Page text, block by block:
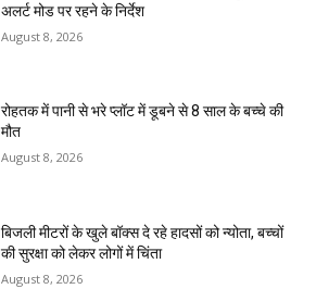
अलर्ट मोड पर रहने के निर्देश
August 8, 2026
रोहतक में पानी से भरे प्लॉट में डूबने से 8 साल के बच्चे की
मौत
August 8, 2026
बिजली मीटरों के खुले बॉक्स दे रहे हादसों को न्योता, बच्चों
की सुरक्षा को लेकर लोगों में चिंता
August 8, 2026